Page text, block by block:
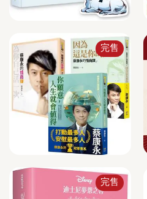
完售
完售